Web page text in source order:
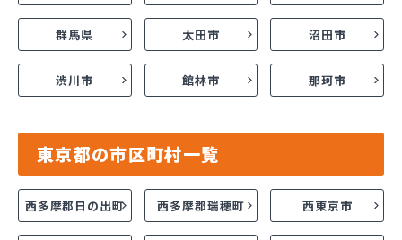
群馬県 太田市 沼田市
渋川市 館林市 那珂市
東京都の市区町村一覧
西多摩郡日の出町 西多摩郡瑞穂町 西東京市